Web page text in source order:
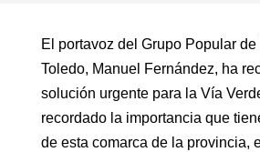
El portavoz del Grupo Popular
Toledo, Manuel Fernández, ha
solución urgente para la Vía
recordado la importancia que
de esta comarca de la provincia,